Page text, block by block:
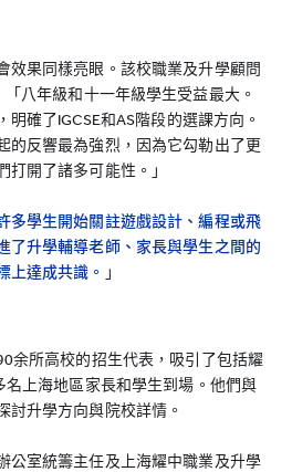
效果同樣亮眼。該校職業及升學顧問
八年級和十一年級學生受益最大。
確了IGCSE和AS階段的選課方向。
的反響最為強烈，因為它勾勒出了更
開了諸多可能性。」
多學生開始關註遊戲設計、編程或飛
了升學輔導老師、家長與學生之間的
上達成共識。 」
余所高校的招生代表，吸引了包括耀
上海地區家長和學生到場。他們與
討升學方向與院校詳情。
公室統籌主任及上海耀中職業及升學